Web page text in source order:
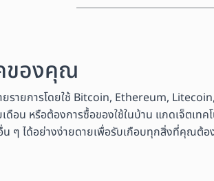
ของคุณ
ายการโดยใช้ Bitcoin, Ethereum, Litecoin,
อน หรือต้องการซื้อของใช้ในบ้าน แกดเจ็ตเท
ๆ ได้อย่างง่ายดายเพื่อรับเกือบทุกสิ่งที่คุณต้อ